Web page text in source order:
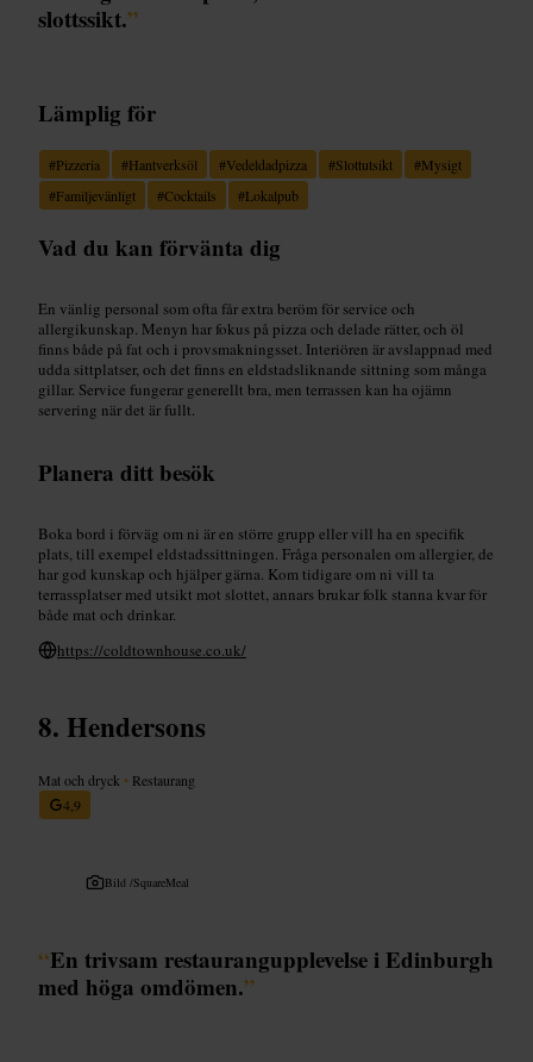
slottssikt.”
Lämplig för
#Pizzeria #Hantverksöl #Vedeldadpizza #Slottutsikt #Mysigt
#Familjevänligt #Cocktails #Lokalpub
Vad du kan förvänta dig
En vänlig personal som ofta får extra beröm för service och
allergikunskap. Menyn har fokus på pizza och delade rätter, och öl
finns både på fat och i provsmakningsset. Interiören är avslappnad med
udda sittplatser, och det finns en eldstadsliknande sittning som många
gillar. Service fungerar generellt bra, men terrassen kan ha ojämn
servering när det är fullt.
Planera ditt besök
Boka bord i förväg om ni är en större grupp eller vill ha en specifik
plats, till exempel eldstadssittningen. Fråga personalen om allergier, de
har god kunskap och hjälper gärna. Kom tidigare om ni vill ta
terrassplatser med utsikt mot slottet, annars brukar folk stanna kvar för
både mat och drinkar.
https://coldtownhouse.co.uk/
Hendersons
Mat och dryck • Restaurang
4,9
Bild /SquareMeal
“En trivsam restaurangupplevelse i Edinburgh
med höga omdömen.”